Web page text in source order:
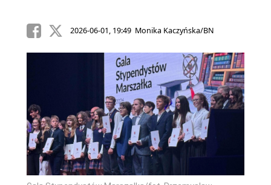
2026-06-01, 19:49 Monika Kaczyńska/BN